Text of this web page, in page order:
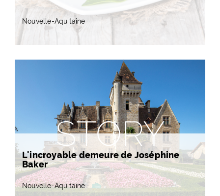
Nouvelle-Aquitaine
STORY
L'incroyable demeure de Joséphine
Baker
Nouvelle-Aquitaine